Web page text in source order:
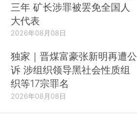
三年 矿长涉罪被罢免全国人
大代表
2026年08月08日
独家｜晋煤富豪张新明再遭公
诉 涉组织领导黑社会性质组
织等17宗罪名
2026年08月08日